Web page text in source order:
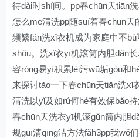
待dài时shí间。pp春chūn天tiān
怎么me清洗pp随suí着春chūn天
频繁fán洗xǐ衣机成为家庭中不
shǒu。洗xǐ衣yī机滚筒内胆dǎn
容róng易yì积累lèi污wū垢gòu和
来探讨tǎo一下春chūn天tiān洗xǐ
清洗以yǐ及如rú何hé有效保bǎo
春chūn天洗衣yī机滚gǔn筒内胆
规guī清qīng洁方法fǎh3pp我wǒ